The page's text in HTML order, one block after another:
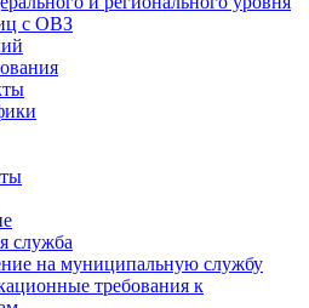
с ОВЗ
служба
на муниципальную службу
требования к